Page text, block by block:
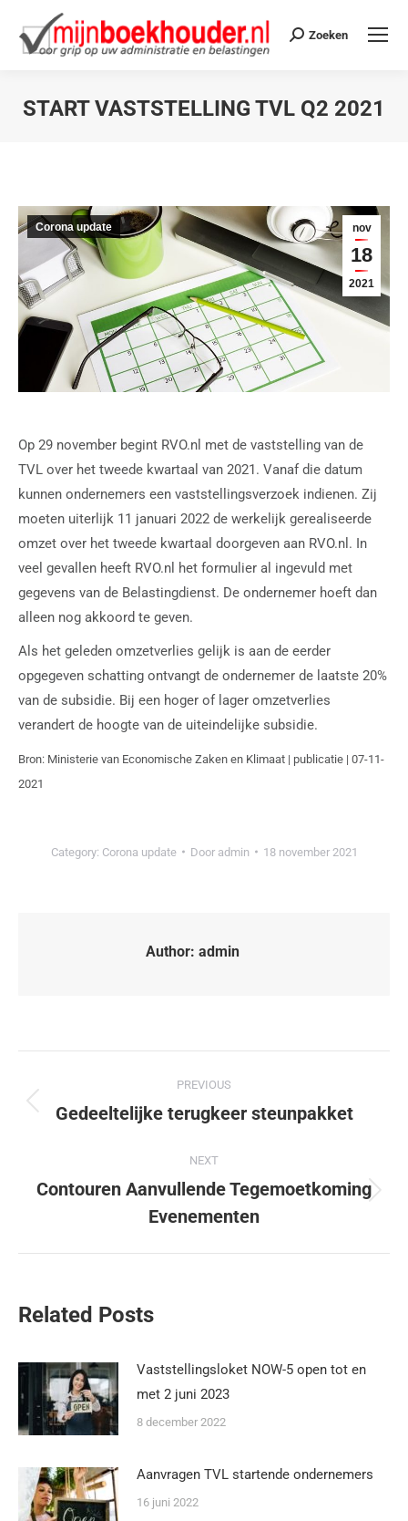
Zoeken
START VASTSTELLING TVL Q2 2021
nov
18
2021
Corona update
Op 29 november begint RVO.nl met de vaststelling van de
TVL over het tweede kwartaal van 2021. Vanaf die datum
kunnen ondernemers een vaststellingsverzoek indienen. Zij
moeten uiterlijk 11 januari 2022 de werkelijk gerealiseerde
omzet over het tweede kwartaal doorgeven aan RVO.nl. In
veel gevallen heeft RVO.nl het formulier al ingevuld met
gegevens van de Belastingdienst. De ondernemer hoeft dan
alleen nog akkoord te geven.
Als het geleden omzetverlies gelijk is aan de eerder
opgegeven schatting ontvangt de ondernemer de laatste 20%
van de subsidie. Bij een hoger of lager omzetverlies
verandert de hoogte van de uiteindelijke subsidie.
Bron: Ministerie van Economische Zaken en Klimaat | publicatie | 07-11-
2021
Category: Corona update Door admin 18 november 2021
Author: admin
PREVIOUS
Gedeeltelijke terugkeer steunpakket
NEXT
Contouren Aanvullende Tegemoetkoming
Evenementen
Related Posts
Vaststellingsloket NOW-5 open tot en
met 2 juni 2023
8 december 2022
Aanvragen TVL startende ondernemers
16 juni 2022